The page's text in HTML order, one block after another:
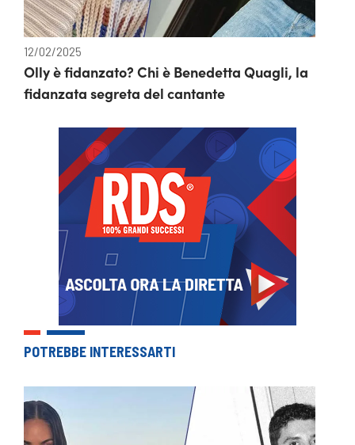
12/02/2025
Olly è fidanzato? Chi è Benedetta Quagli, la
fidanzata segreta del cantante
POTREBBE INTERESSARTI